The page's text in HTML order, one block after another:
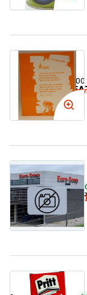
MAP
SKU:200800
Log in
STICK 'N LOOK
CM
SKU:112794 IN
Log in om je